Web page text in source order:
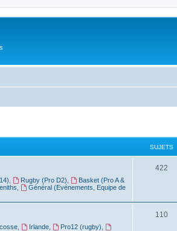
SUJETS
Rugby (Pro D2)
Basket (Pro A &
Général (Evénements, Equipe de
422
Irlande Pro12 (rugby)
110